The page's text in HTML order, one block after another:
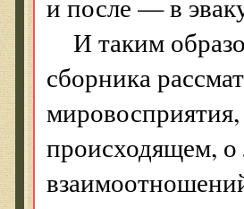
И таким
сборника
происходящем, о